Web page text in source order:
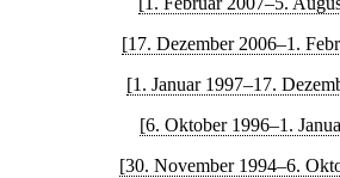
[17. Dezember 2006–1.
[1. Januar 1997–17.
[6. Oktober 1996–1.
[30. November 1994–6.